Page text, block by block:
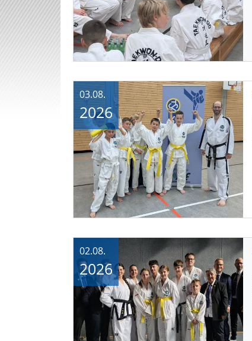
03.08.
2026
02.08.
2026